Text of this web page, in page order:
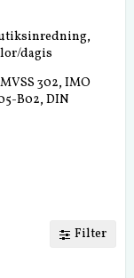
dagis
302, IMO
B02, DIN
Filter